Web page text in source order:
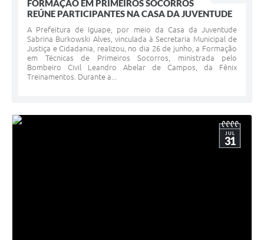
FORMAÇÃO EM PRIMEIROS SOCORROS
REÚNE PARTICIPANTES NA CASA DA JUVENTUDE
A Prefeitura de Iguape, por meio da Casa da Juventude
Sabrina Burkowski Alves, vinculada à Secretaria Municipal de
Justiça e Cidadania, realizou, no dia 26 de junho, a Formação
em Técnicas de Primeiros Socorros, ministrada pelo
Bombeiro Civil Leandro Abelar de Campos, da Fênix
Treinamentos. Durante a...
JUL
31